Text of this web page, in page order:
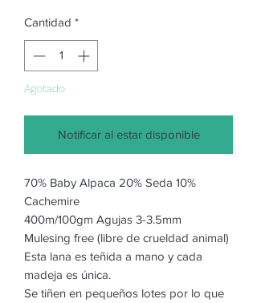
Cantidad *
Agotado
Notificar al estar disponible
70% Baby Alpaca 20% Seda 10%
Cachemire
400m/100gm Agujas 3-3.5mm
Mulesing free (libre de crueldad animal)
Esta lana es teñida a mano y cada
madeja es única.
Se tiñen en pequeños lotes por lo que